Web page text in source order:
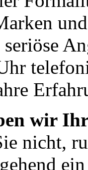
wir Ihr
nicht,